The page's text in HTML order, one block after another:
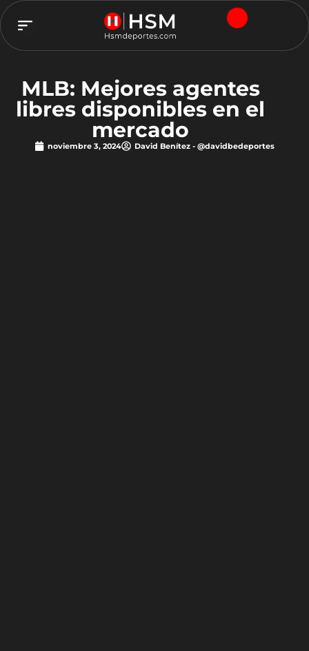
MLB: Mejores agentes
libres disponibles en el
mercado
noviembre 3, 2024 David Benítez - @davidbedeportes